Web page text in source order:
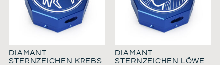
DIAMANT
STERNZEICHEN KREBS
DIAMANT
STERNZEICHEN LÖWE